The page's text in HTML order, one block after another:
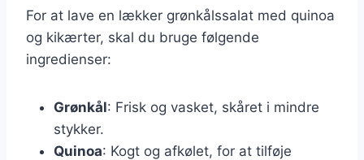
For at lave en lækker grønkålssalat med quinoa
og kikærter, skal du bruge følgende
ingredienser:
Grønkål: Frisk og vasket, skåret i mindre
stykker.
Quinoa: Kogt og afkølet, for at tilføje